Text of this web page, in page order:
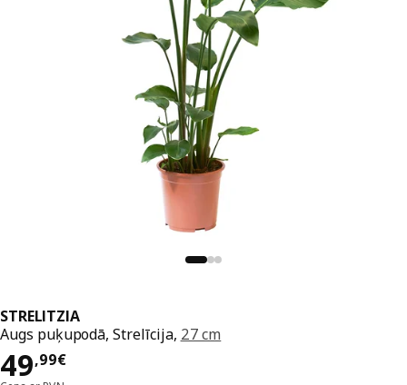
STRELITZIA
Augs puķupodā, Strelīcija, 27 cm
49,99€
Cena 49,99€